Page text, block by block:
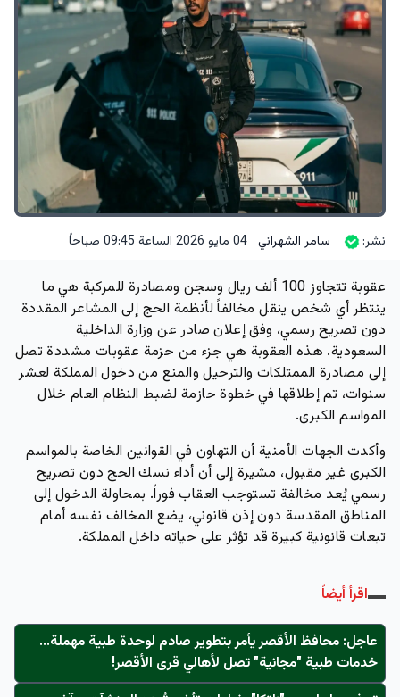
نشر: سامر الشهراني 04 مايو 2026 الساعة 09:45 صباحاً
عقوبة تتجاوز 100 ألف ريال وسجن ومصادرة للمركبة
هي ما
ينتظر أي شخص ينقل مخالفاً لأنظمة الحج إلى المشاعر المقددة
دون تصريح رسمي، وفق إعلان صادر عن وزارة الداخلية
السعودية. هذه العقوبة هي جزء من حزمة عقوبات مشددة تصل
إلى مصادرة الممتلكات والترحيل والمنع من دخول المملكة لعشر
سنوات، تم إطلاقها في خطوة حازمة لضبط النظام العام خلال
المواسم الكبرى.
وأكدت الجهات الأمنية أن التهاون في القوانين الخاصة بالمواسم
الكبرى غير مقبول، مشيرة إلى أن أداء نسك الحج دون تصريح
رسمي يُعد مخالفة تستوجب العقاب فوراً. بمحاولة الدخول إلى
المناطق المقدسة دون إذن قانوني، يضع المخالف نفسه أمام
تبعات قانونية كبيرة قد تؤثر على حياته داخل المملكة.
اقرأ أيضاً
عاجل: محافظ الأقصر يأمر بتطوير صادم لوحدة طبية مهملة...
خدمات طبية "مجانية" تصل لأهالي قرى الأقصر!